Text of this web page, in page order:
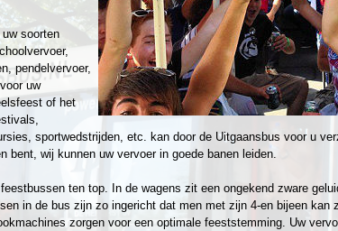
soorten
pendelvervoer,
uw
of het
sportwedstrijden, etc. kan door de Uitgaansbus voor u
bent, wij kunnen uw vervoer in goede banen leiden.
ten top. In de wagens zit een ongekend zware
in de bus zijn zo ingericht dat men met zijn 4-en bijeen kan
zorgen voor een optimale feeststemming. Uw